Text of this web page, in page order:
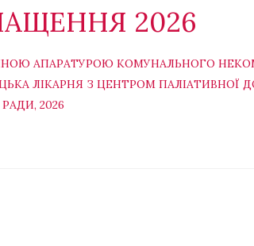
2026
АПАРАТУРОЮ КОМУНАЛЬНОГО
ЛІКАРНЯ З ЦЕНТРОМ ПАЛІАТИВНОЇ
2026